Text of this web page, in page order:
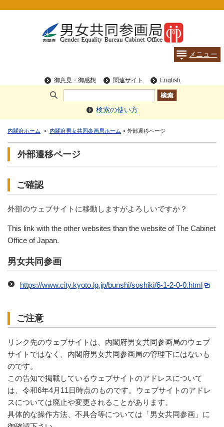
検索の使い方
内閣府ホーム > 内閣府男女共同参画局ホーム > 外部遷移ページ
外部遷移ページ
ご確認
外部のウェブサイトに移動しますがよろしいですか？
This link with the other websites than the website of The Cabinet
Office of Japan.
男女共同参画
https://www.city.kyoto.lg.jp/bunshi/soshiki/6-1-2-0-0.html
ご注意
リンク先のウェブサイトは、内閣府男女共同参画局のウェブ
サイトではなく、内閣府男女共同参画局の管理下にはないも
のです。
この告知で掲載しているウェブサイトのアドレスについて
は、令和6年4月11日時点のものです。ウェブサイトのアドレ
スについては廃止や変更されることがあります。
具体的な操作方法、不具合等については「男女共同参画」に